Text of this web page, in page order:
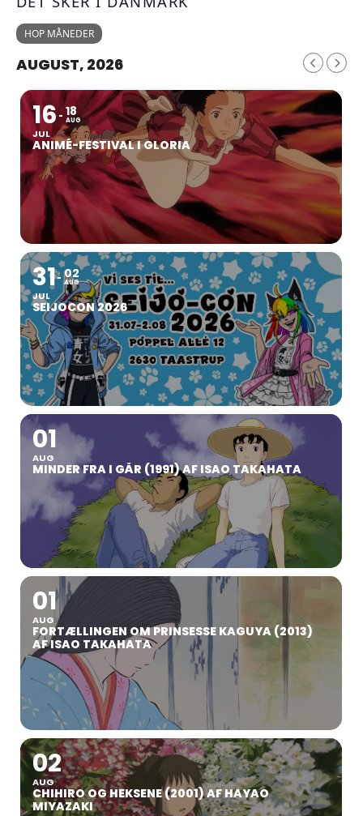
HOP MÅNEDER
AUGUST, 2026
16
JUL
18
AUG
ANIMÉ-FESTIVAL I GLORIA
31
JUL
02
AUG
SEIJOCON 2026
01
AUG
MINDER FRA I GÅR (1991) AF ISAO TAKAHATA
01
AUG
FORTÆLLINGEN OM PRINSESSE KAGUYA (2013)
AF ISAO TAKAHATA
02
AUG
CHIHIRO OG HEKSENE (2001) AF HAYAO
MIYAZAKI